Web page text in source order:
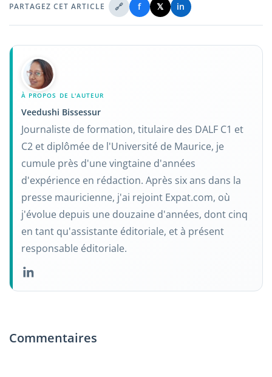
PARTAGEZ CET ARTICLE 🔗 f 𝕏 in
À PROPOS DE L'AUTEUR
Veedushi Bissessur
Journaliste de formation, titulaire des DALF C1 et
C2 et diplômée de l'Université de Maurice, je
cumule près d'une vingtaine d'années
d'expérience en rédaction. Après six ans dans la
presse mauricienne, j'ai rejoint Expat.com, où
j'évolue depuis une douzaine d'années, dont cinq
en tant qu'assistante éditoriale, et à présent
responsable éditoriale.
Commentaires